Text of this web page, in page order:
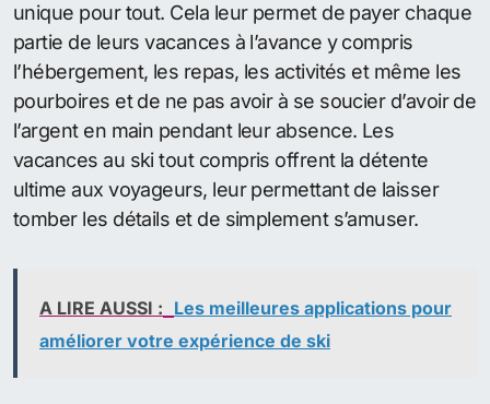
unique pour tout. Cela leur permet de payer chaque
partie de leurs vacances à l’avance y compris
l’hébergement, les repas, les activités et même les
pourboires et de ne pas avoir à se soucier d’avoir de
l’argent en main pendant leur absence. Les
vacances au ski tout compris offrent la détente
ultime aux voyageurs, leur permettant de laisser
tomber les détails et de simplement s’amuser.
A LIRE AUSSI : Les meilleures applications pour
améliorer votre expérience de ski